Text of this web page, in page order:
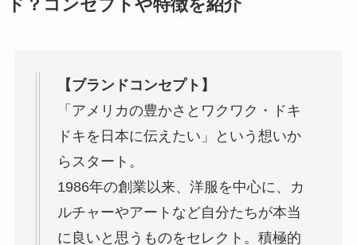
ド？コンセプトや特徴を紹介
【ブランドコンセプト】
「アメリカの豊かさとワクワク・ドキ
ドキを日本に伝えたい」という想いか
らスタート。
1986年の創業以来、洋服を中心に、カ
ルチャーやアートなど自分たちが本当
に良いと思うものをセレクト。積極的